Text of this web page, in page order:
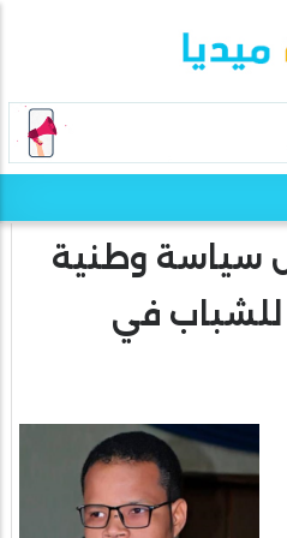
سياسة وطنية
في